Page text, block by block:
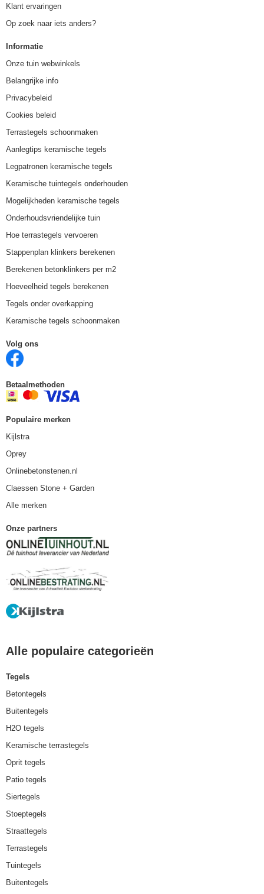
Klant ervaringen
Op zoek naar iets anders?
Informatie
Onze tuin webwinkels
Belangrijke info
Privacybeleid
Cookies beleid
Terrastegels schoonmaken
Aanlegtips keramische tegels
Legpatronen keramische tegels
Keramische tuintegels onderhouden
Mogelijkheden keramische tegels
Onderhoudsvriendelijke tuin
Hoe terrastegels vervoeren
Stappenplan klinkers berekenen
Berekenen betonklinkers per m2
Hoeveelheid tegels berekenen
Tegels onder overkapping
Keramische tegels schoonmaken
Volg ons
Betaalmethoden
Populaire merken
Kijlstra
Oprey
Onlinebetonstenen.nl
Claessen Stone + Garden
Alle merken
Onze partners
Alle populaire categorieën
Tegels
Betontegels
Buitentegels
H2O tegels
Keramische terrastegels
Oprit tegels
Patio tegels
Siertegels
Stoeptegels
Straattegels
Terrastegels
Tuintegels
Buitentegels